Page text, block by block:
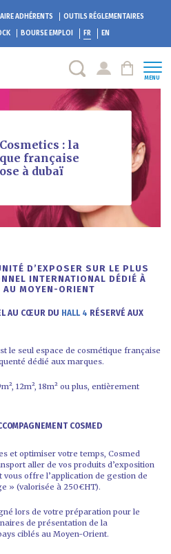
ADHÉRENTS
OUTILS RÉGLEMENTAIRES
BOURSE EMPLOI FR EN
MENU
: la
française
à dubaï
D’EXPOSER SUR LE PLUS
INTERNATIONAL DÉDIÉ À
AU MOYEN-ORIENT
AU CŒUR DU HALL 4 RÉSERVÉ AUX
le seul espace de cosmétique française
dédié aux marques.
12m², 18m² ou plus, entièrement
COSMED
et optimiser votre temps, Cosmed
aller de vos produits d’exposition
vous offre l’application de gestion de
» (valorisée à 250€HT).
lors de votre préparation pour le
de présentation de la
ciblés au Moyen-Orient.